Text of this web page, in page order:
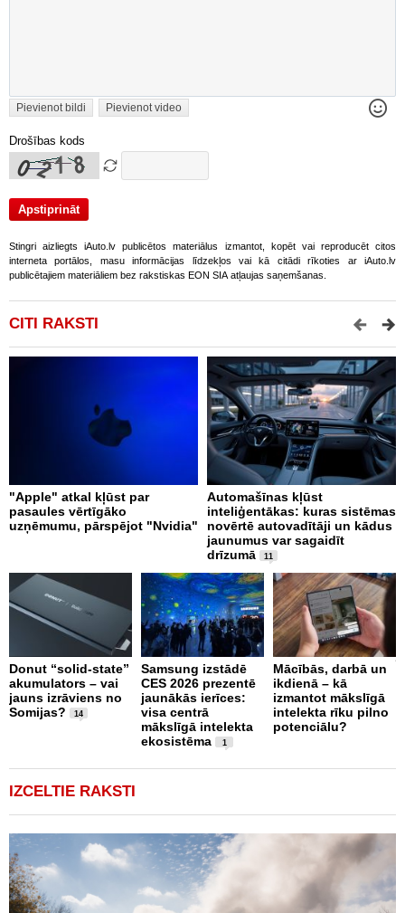
Pievienot bildi Pievienot video
Drošības kods
Stingri aizliegts iAuto.lv publicētos materiālus izmantot, kopēt vai reproducēt citos
interneta portālos, masu informācijas līdzekļos vai kā citādi rīkoties ar iAuto.lv
publicētajiem materiāliem bez rakstiskas EON SIA atļaujas saņemšanas.
CITI RAKSTI
"Apple" atkal kļūst par
pasaules vērtīgāko
uzņēmumu, pārspējot "Nvidia"
Automašīnas kļūst
inteliģentākas: kuras sistēmas
novērtē autovadītāji un kādus
jaunumus var sagaidīt
drīzumā
11
Donut “solid-state”
akumulators – vai
jauns izrāviens no
Somijas?
14
Samsung izstādē
CES 2026 prezentē
jaunākās ierīces:
visa centrā
mākslīgā intelekta
ekosistēma
1
Mācībās, darbā un
ikdienā – kā
izmantot mākslīgā
intelekta rīku pilno
potenciālu?
IZCELTIE RAKSTI